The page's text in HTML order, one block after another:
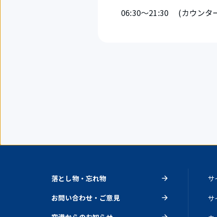
06:30～21:30 (カウンタ
落とし物・忘れ物
お問い合わせ・ご意見
サ
サ